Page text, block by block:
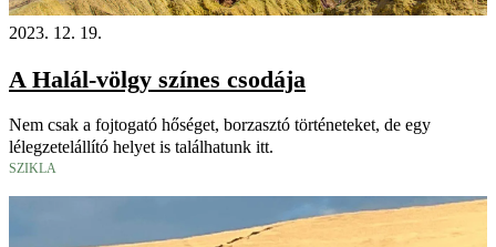
2023. 12. 19.
A Halál-völgy színes csodája
Nem csak a fojtogató hőséget, borzasztó történeteket, de egy
lélegzetelállító helyet is találhatunk itt.
SZIKLA